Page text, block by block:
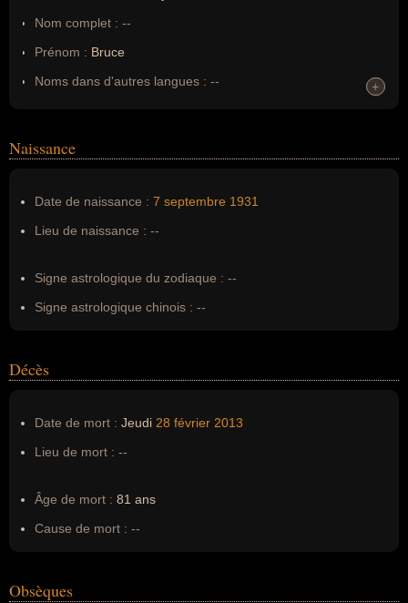
Nom complet : --
Prénom : Bruce
Noms dans d'autres langues : --
Nom de famille :Reynolds
+
+
Naissance
Date de naissance : 7 septembre 1931
Lieu de naissance : --
Signe astrologique du zodiaque : --
Signe astrologique chinois : --
Décès
Date de mort : Jeudi 28 février 2013
Lieu de mort : --
Âge de mort : 81 ans
Cause de mort : --
Obsèques